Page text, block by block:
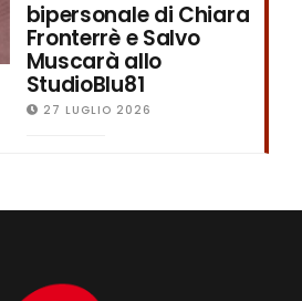
bipersonale di Chiara
Fronterrè e Salvo
Muscarà allo
StudioBlu81
27 LUGLIO 2026